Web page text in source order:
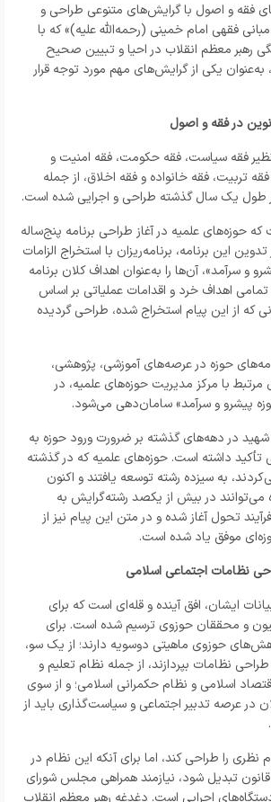
فقه و اصول با گرایش‌های متنوعی طراحی و
فقهی امام خمینی (رحمه‌الله علیه)» که با
رهبر معظم انقلاب در احیا و تبیین صحیح
به‌عنوان یکی از گرایش‌های مهم مورد توجه قرار
در فقه و اصول
فقه سیاست، فقه حکومت، فقه امنیت و
تربیت، فقه خانواده و فقه اخلاق، از جمله
طول یک سال گذشته طراحی و اجرایی شده است.
حوزه‌های علمیه در آغاز طراحی برنامه پنج‌ساله
این برنامه، برنامه‌ریزان با استخراج الزامات
و سرآمد»، آن‌ها را به‌عنوان اهداف کلان برنامه
تمامی اهداف خرد و اقدامات عملیاتی بر اساس
که از این پیام استخراج شده، طراحی گردیده
حوزه در عرصه‌های آموزشی، پژوهشی،
مرتبط با مرکز مدیریت حوزه‌های علمیه، در
پیشرو و سرآمد» سامان‌دهی می‌شود.
در دهه‌های گذشته بر ضرورت ورود حوزه به
داشته است. حوزه‌های علمیه که در گذشته
به سیزده رشته توسعه یافتند و اکنون
می‌توانند در بیش از یکصد رشته‌گرایش به
تحول آغاز شده و در متن این پیام نیز از
موفق یاد شده است.
نظامات اجتماعی اسلامی
ایشان، افق آینده و قله‌ای است که برای
و محققان حوزوی ترسیم شده است. برای
حوزوی ماهیتی دوسویه دارند؛ از یک سو،
نظامات بپردازند، از جمله نظام تعلیم و
اسلامی و نظام حکمرانی اسلامی؛ و از سوی
در عرصه تدبیر اجتماعی و سیاست‌گذاری باید از
را طراحی کند، اما برای آنکه این نظام در
تبدیل شود، نیازمند همراهی مجلس شورای